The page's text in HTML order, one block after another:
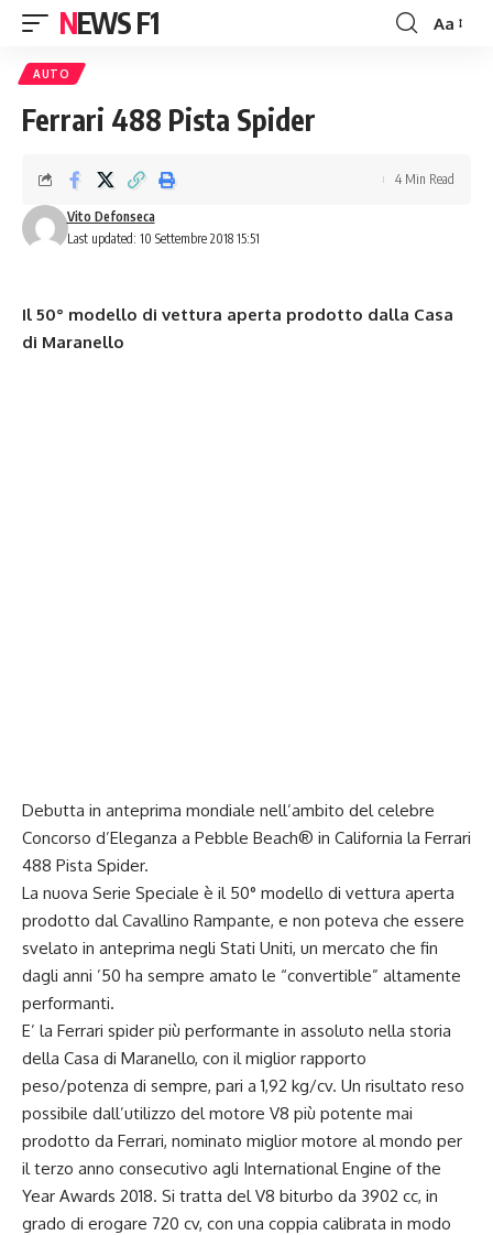
NEWS F1
Font
Aa
AUTO
Ferrari 488 Pista Spider
Last updated: 10 Settembre 2018 15:51
Vito Defonseca
4 Min Read
Il 50° modello di vettura aperta prodotto dalla Casa
di Maranello
Debutta in anteprima mondiale nell’ambito del celebre
Concorso d’Eleganza a Pebble Beach® in California la Ferrari
488 Pista Spider.
La nuova Serie Speciale è il 50° modello di vettura aperta
prodotto dal Cavallino Rampante, e non poteva che essere
svelato in anteprima negli Stati Uniti, un mercato che fin
dagli anni ’50 ha sempre amato le “convertible” altamente
performanti.
E’ la Ferrari spider più performante in assoluto nella storia
della Casa di Maranello, con il miglior rapporto
peso/potenza di sempre, pari a 1,92 kg/cv. Un risultato reso
possibile dall’utilizzo del motore V8 più potente mai
prodotto da Ferrari, nominato miglior motore al mondo per
il terzo anno consecutivo agli International Engine of the
Year Awards 2018. Si tratta del V8 biturbo da 3902 cc, in
grado di erogare 720 cv, con una coppia calibrata in modo